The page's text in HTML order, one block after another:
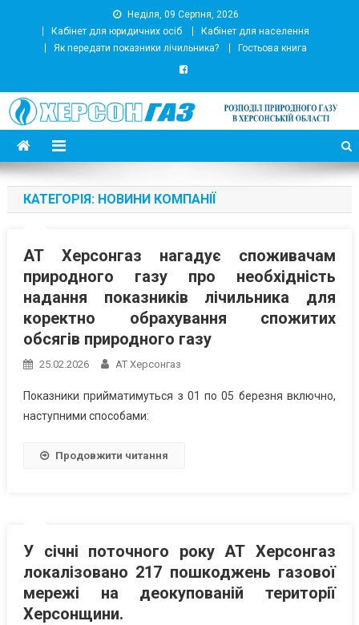
Неділя, 09 Серпня, 2026
Кабінет для юридичних осіб
Кабінет для населення
Як передати показники лічильника?
Гостьова книга
АТ Херсонгаз
Підприємство з розподілу природного газу
КАТЕГОРІЯ: НОВИНИ КОМПАНІЇ
АТ Херсонгаз нагадує споживачам
природного газу про необхідність
надання показників лічильника для
коректно обрахування спожитих
обсягів природного газу
25.02.2026 АТ Херсонгаз
Показники прийматимуться з 01 по 05 березня включно,
наступними способами:
Продовжити читання
У січні поточного року АТ Херсонгаз
локалізовано 217 пошкоджень газової
мережі на деокупованій території
Херсонщини.